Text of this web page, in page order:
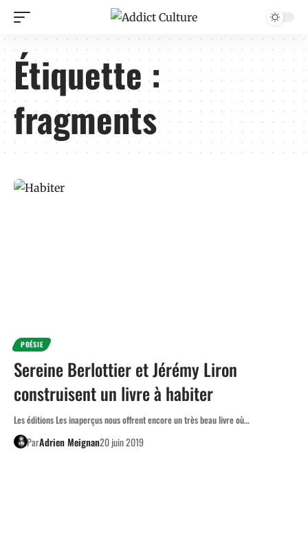
Étiquette :
fragments
POÉSIE
Sereine Berlottier et Jérémy Liron
construisent un livre à habiter
Les éditions Les inaperçus nous offrent encore un très beau livre où…
ParAdrien Meignan20 juin 2019